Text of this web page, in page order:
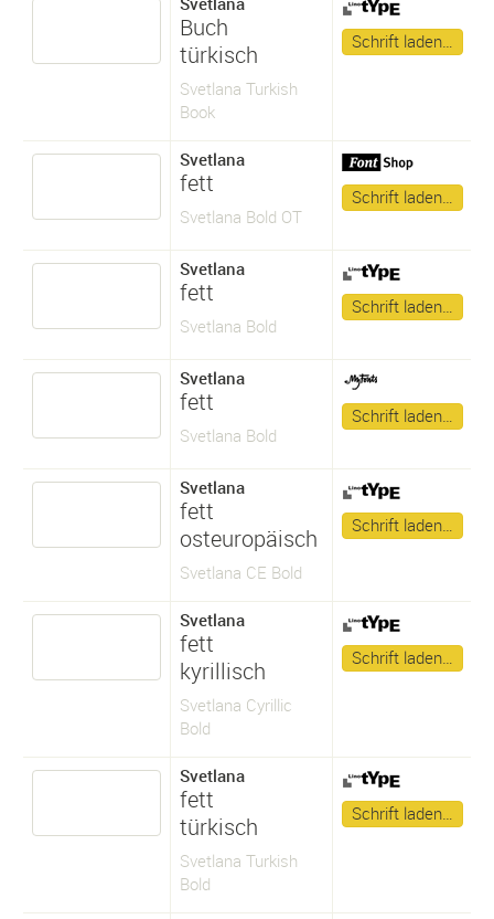
Buch
türkisch
Svetlana Turkish
Book
Schrift laden…
Svetlana
fett
Svetlana Bold OT
Schrift laden…
Svetlana
fett
Svetlana Bold
Schrift laden…
Svetlana
fett
Svetlana Bold
Schrift laden…
Svetlana
fett
osteuropäisch
Svetlana CE Bold
Schrift laden…
Svetlana
fett
kyrillisch
Svetlana Cyrillic
Bold
Schrift laden…
Svetlana
fett
türkisch
Svetlana Turkish
Bold
Schrift laden…